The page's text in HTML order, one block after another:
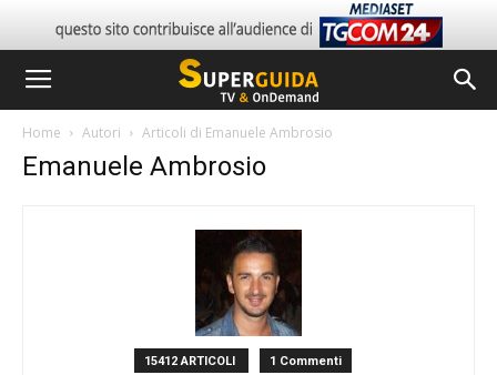
Home Autori Articoli di Emanuele Ambrosio
Emanuele Ambrosio
15412 ARTICOLI 1 Commenti